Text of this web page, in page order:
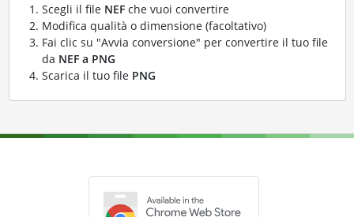
Scegli il file NEFche vuoi convertire
Modifica qualità o dimensione (facoltativo)
Fai clic su "Avvia conversione" per convertire il tuo file
da NEF a PNG
Scarica il tuo file PNG